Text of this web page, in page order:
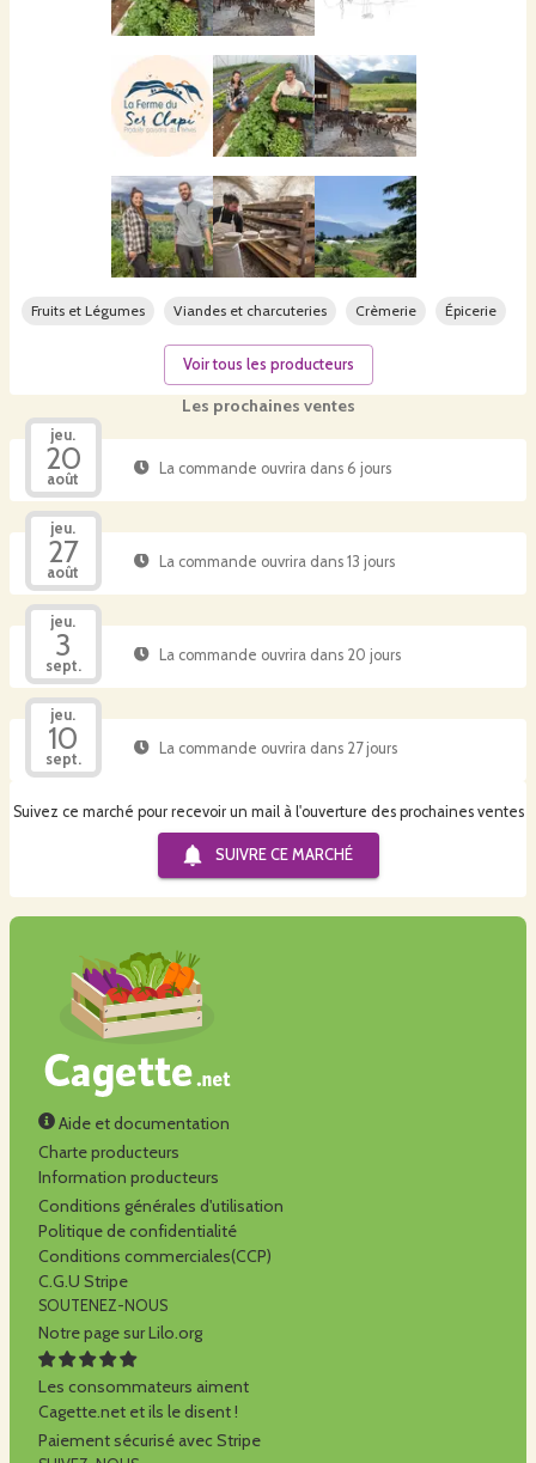
Les prochaines ventes
jeu.
20
août
La commande ouvrira dans 6 jours
jeu.
27
août
La commande ouvrira dans 13 jours
jeu.
3
sept.
La commande ouvrira dans 20 jours
jeu.
10
sept.
La commande ouvrira dans 27 jours
Suivez ce marché pour recevoir un mail à l'ouverture des prochaines ventes
SUIVRE CE MARCHÉ
Fruits et Légumes Viandes et charcuteries Crèmerie Épicerie
Voir tous les producteurs
Aide et documentation
Charte producteurs
Information producteurs
Conditions générales d'utilisation
Politique de confidentialité
Conditions commerciales(CCP)
C.G.U Stripe
SOUTENEZ-NOUS
Notre page sur Lilo.org
Les consommateurs aiment
Cagette.net et ils le disent !
Paiement sécurisé avec Stripe